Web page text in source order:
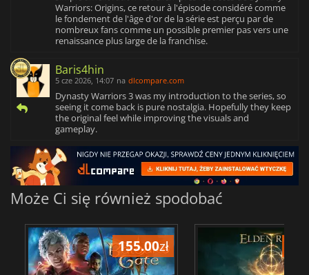
Warriors: Origins, ce retour à l'épisode considéré comme
le fondement de l'âge d'or de la série est perçu par de
nombreux fans comme un possible premier pas vers une
renaissance plus large de la franchise.
Baris4hin
5 cze 2026, 14:07 na dlcompare.com
Dynasty Warriors 3 was my introduction to the series, so
seeing it come back is pure nostalgia. Hopefully they keep
the original feel while improving the visuals and
gameplay.
Może Ci się również spodobać
155.00zł